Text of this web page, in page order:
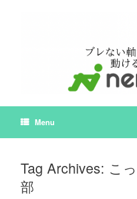
Menu
Tag Archives: こ
部